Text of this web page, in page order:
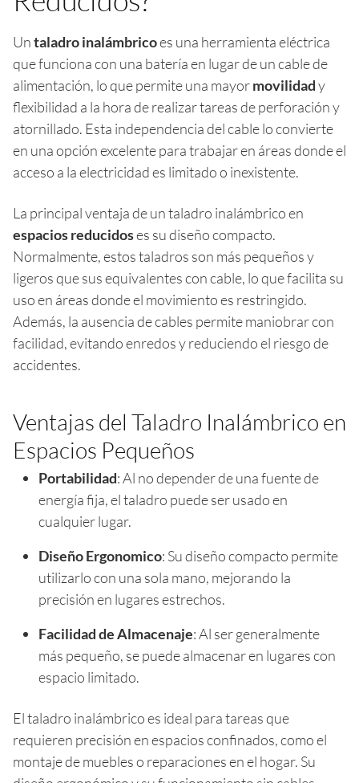
Untaladro inalámbricoes una herramienta eléctrica
que funciona con una batería en lugar de un cable de
alimentación, lo que permite una mayormovilidady
flexibilidad a la hora de realizar tareas de perforación y
atornillado. Esta independencia del cable lo convierte
en una opción excelente para trabajar en áreas donde el
acceso a la electricidad es limitado o inexistente.
La principal ventaja de un taladro inalámbrico en
espacios reducidoses su diseño compacto.
Normalmente, estos taladros son más pequeños y
ligeros que sus equivalentes con cable, lo que facilita su
uso en áreas donde el movimiento es restringido.
Además, la ausencia de cables permite maniobrar con
facilidad, evitando enredos y reduciendo el riesgo de
accidentes.
Ventajas del Taladro Inalámbrico en
Espacios Pequeños
Portabilidad: Al no depender de una fuente de
energía fija, el taladro puede ser usado en
cualquier lugar.
Diseño Ergonomico: Su diseño compacto permite
utilizarlo con una sola mano, mejorando la
precisión en lugares estrechos.
Facilidad de Almacenaje: Al ser generalmente
más pequeño, se puede almacenar en lugares con
espacio limitado.
El taladro inalámbrico es ideal para tareas que
requieren precisión en espacios confinados, como el
montaje de muebles o reparaciones en el hogar. Su